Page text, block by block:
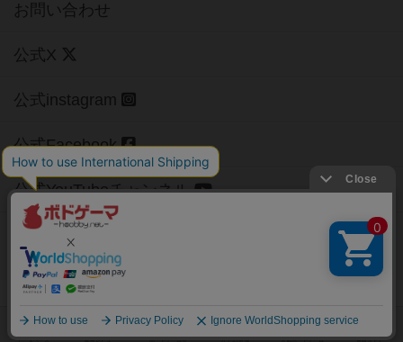
お問い合わせ
公式X
公式instagram
公式Facebook
公式YouTubeチャンネル